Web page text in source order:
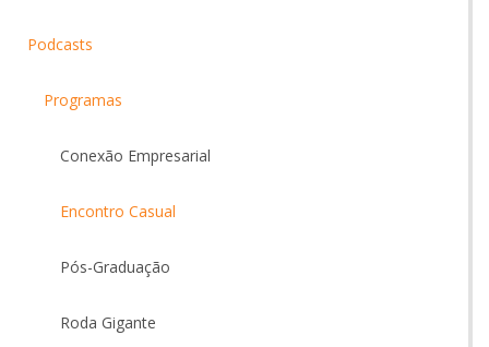
Podcasts
Programas
Conexão Empresarial
Encontro Casual
Pós-Graduação
Roda Gigante